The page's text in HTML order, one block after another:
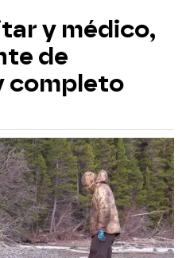
y médico,
de
completo